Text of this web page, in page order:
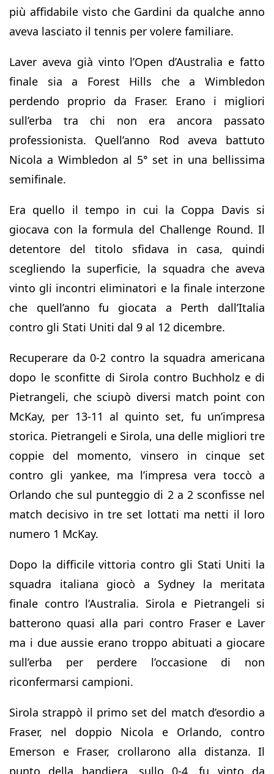
più affidabile visto che Gardini da qualche anno
aveva lasciato il tennis per volere familiare.
Laver aveva già vinto l’Open d’Australia e fatto
finale sia a Forest Hills che a Wimbledon
perdendo proprio da Fraser. Erano i migliori
sull’erba tra chi non era ancora passato
professionista. Quell’anno Rod aveva battuto
Nicola a Wimbledon al 5° set in una bellissima
semifinale.
Era quello il tempo in cui la Coppa Davis si
giocava con la formula del Challenge Round. Il
detentore del titolo sfidava in casa, quindi
scegliendo la superficie, la squadra che aveva
vinto gli incontri eliminatori e la finale interzone
che quell’anno fu giocata a Perth dall’Italia
contro gli Stati Uniti dal 9 al 12 dicembre.
Recuperare da 0-2 contro la squadra americana
dopo le sconfitte di Sirola contro Buchholz e di
Pietrangeli, che sciupò diversi match point con
McKay, per 13-11 al quinto set, fu un’impresa
storica. Pietrangeli e Sirola, una delle migliori tre
coppie del momento, vinsero in cinque set
contro gli yankee, ma l’impresa vera toccò a
Orlando che sul punteggio di 2 a 2 sconfisse nel
match decisivo in tre set lottati ma netti il loro
numero 1 McKay.
Dopo la difficile vittoria contro gli Stati Uniti la
squadra italiana giocò a Sydney la meritata
finale contro l’Australia. Sirola e Pietrangeli si
batterono quasi alla pari contro Fraser e Laver
ma i due aussie erano troppo abituati a giocare
sull’erba per perdere l’occasione di non
riconfermarsi campioni.
Sirola strappò il primo set del match d’esordio a
Fraser, nel doppio Nicola e Orlando, contro
Emerson e Fraser, crollarono alla distanza. Il
punto della bandiera, sullo 0-4, fu vinto da